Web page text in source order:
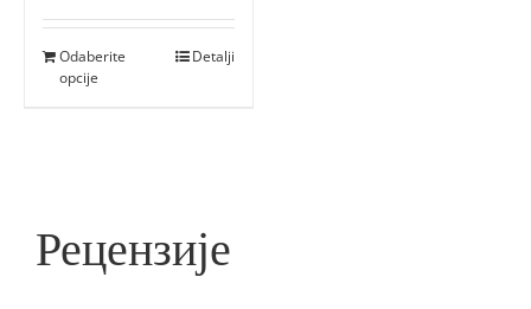
Odaberite
opcije
Detalji
Рецензије